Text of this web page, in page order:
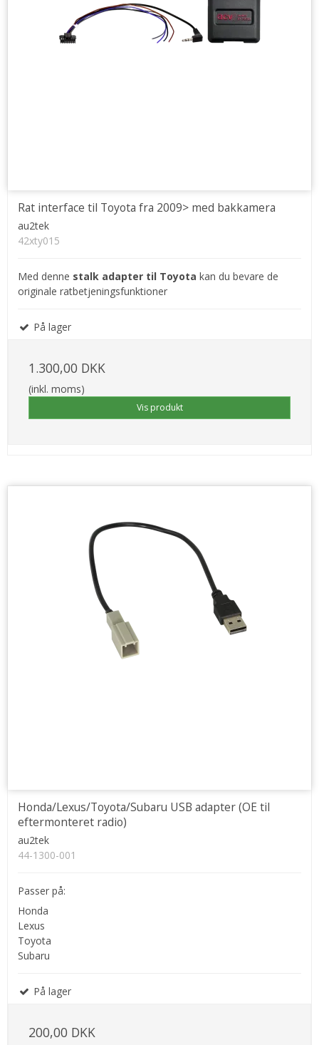
Rat interface til Toyota fra 2009> med bakkamera
au2tek
42xty015
Med denne stalk adapter til Toyota kan du bevare de
originale ratbetjeningsfunktioner
På lager
1.300,00 DKK
(inkl. moms)
Vis produkt
Honda/Lexus/Toyota/Subaru USB adapter (OE til
eftermonteret radio)
au2tek
44-1300-001
Passer på:
Honda
Lexus
Toyota
Subaru
På lager
200,00 DKK